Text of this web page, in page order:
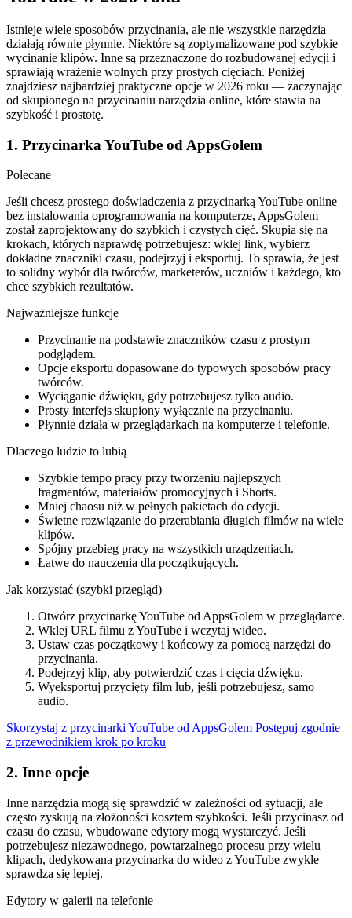
Istnieje wiele sposobów przycinania, ale nie wszystkie narzędzia
działają równie płynnie. Niektóre są zoptymalizowane pod szybkie
wycinanie klipów. Inne są przeznaczone do rozbudowanej edycji i
sprawiają wrażenie wolnych przy prostych cięciach. Poniżej
znajdziesz najbardziej praktyczne opcje w 2026 roku — zaczynając
od skupionego na przycinaniu narzędzia online, które stawia na
szybkość i prostotę.
1. Przycinarka YouTube od AppsGolem
Polecane
Jeśli chcesz prostego doświadczenia z przycinarką YouTube online
bez instalowania oprogramowania na komputerze, AppsGolem
został zaprojektowany do szybkich i czystych cięć. Skupia się na
krokach, których naprawdę potrzebujesz: wklej link, wybierz
dokładne znaczniki czasu, podejrzyj i eksportuj. To sprawia, że jest
to solidny wybór dla twórców, marketerów, uczniów i każdego, kto
chce szybkich rezultatów.
Najważniejsze funkcje
Przycinanie na podstawie znaczników czasu z prostym
podglądem.
Opcje eksportu dopasowane do typowych sposobów pracy
twórców.
Wyciąganie dźwięku, gdy potrzebujesz tylko audio.
Prosty interfejs skupiony wyłącznie na przycinaniu.
Płynnie działa w przeglądarkach na komputerze i telefonie.
Dlaczego ludzie to lubią
Szybkie tempo pracy przy tworzeniu najlepszych
fragmentów, materiałów promocyjnych i Shorts.
Mniej chaosu niż w pełnych pakietach do edycji.
Świetne rozwiązanie do przerabiania długich filmów na wiele
klipów.
Spójny przebieg pracy na wszystkich urządzeniach.
Łatwe do nauczenia dla początkujących.
Jak korzystać (szybki przegląd)
Otwórz przycinarkę YouTube od AppsGolem w przeglądarce.
Wklej URL filmu z YouTube i wczytaj wideo.
Ustaw czas początkowy i końcowy za pomocą narzędzi do
przycinania.
Podejrzyj klip, aby potwierdzić czas i cięcia dźwięku.
Wyeksportuj przycięty film lub, jeśli potrzebujesz, samo
audio.
Skorzystaj z przycinarki YouTube od AppsGolem Postępuj zgodnie
z przewodnikiem krok po kroku
2. Inne opcje
Inne narzędzia mogą się sprawdzić w zależności od sytuacji, ale
często zyskują na złożoności kosztem szybkości. Jeśli przycinasz od
czasu do czasu, wbudowane edytory mogą wystarczyć. Jeśli
potrzebujesz niezawodnego, powtarzalnego procesu przy wielu
klipach, dedykowana przycinarka do wideo z YouTube zwykle
sprawdza się lepiej.
Edytory w galerii na telefonie